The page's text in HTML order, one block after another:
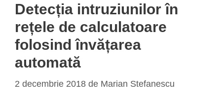
Detecția intruziunilor în
rețele de calculatoare
folosind învățarea
automată
2 decembrie 2018 de Marian Stefanescu